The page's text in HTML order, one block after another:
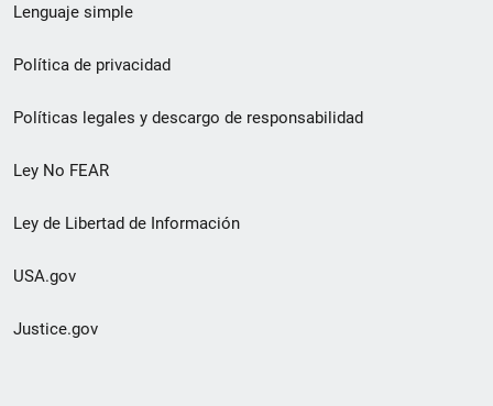
de
pie
de
página
Lenguaje simple
Política de privacidad
Políticas legales y descargo de responsabilidad
Ley No FEAR
Ley de Libertad de Información
USA.gov
Justice.gov